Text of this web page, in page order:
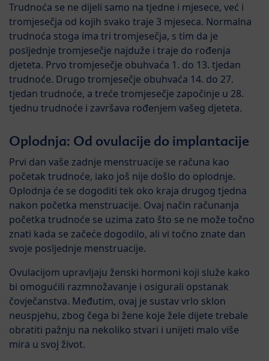
Trudnoća se ne dijeli samo na tjedne i mjesece, već i
tromjesečja od kojih svako traje 3 mjeseca. Normalna
trudnoća stoga ima tri tromjesečja, s tim da je
posljednje tromjesečje najduže i traje do rođenja
djeteta. Prvo tromjesečje obuhvaća 1. do 13. tjedan
trudnoće. Drugo tromjesečje obuhvaća 14. do 27.
tjedan trudnoće, a treće tromjesečje započinje u 28.
tjednu trudnoće i završava rođenjem vašeg djeteta.
Oplodnja: Od ovulacije do implantacije
Prvi dan vaše zadnje menstruacije se računa kao
početak trudnoće, iako još nije došlo do oplodnje.
Oplodnja će se dogoditi tek oko kraja drugog tjedna
nakon početka menstruacije. Ovaj način računanja
početka trudnoće se uzima zato što se ne može točno
znati kada se začeće dogodilo, ali vi točno znate dan
svoje posljednje menstruacije.
Ovulacijom upravljaju ženski hormoni koji služe kako
bi omogućili razmnožavanje i osigurali opstanak
čovječanstva. Međutim, ovaj je sustav vrlo sklon
neuspjehu, zbog čega bi žene koje žele dijete trebale
obratiti pažnju na nekoliko stvari i unijeti malo više
mira u svoj život.